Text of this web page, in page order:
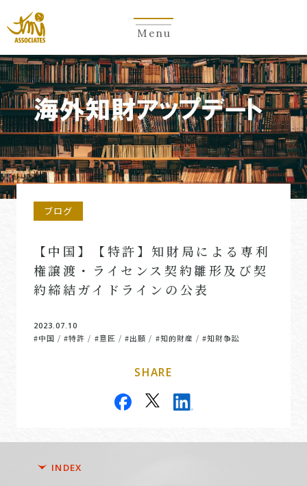
Menu
ブログ
【中国】【特許】知財局による専利
権譲渡・ライセンス契約雛形及び契
約締結ガイドラインの公表
2023.07.10
#中国 / #特許 / #意匠 / #出願 / #知的財産 /#知財争訟
SHARE
INDEX